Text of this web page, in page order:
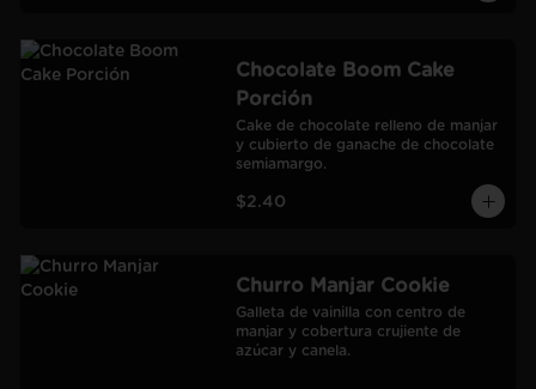
Chocolate Boom Cake
Porción
Cake de chocolate relleno de manjar
y cubierto de ganache de chocolate
semiamargo.
$2.40
Churro Manjar Cookie
Galleta de vainilla con centro de
manjar y cobertura crujiente de
azúcar y canela.